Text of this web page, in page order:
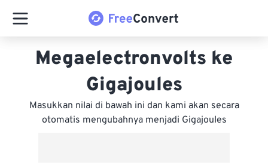
Megaelectronvolts ke
Gigajoules
Masukkan nilai di bawah ini dan kami akan secara
otomatis mengubahnya menjadi Gigajoules